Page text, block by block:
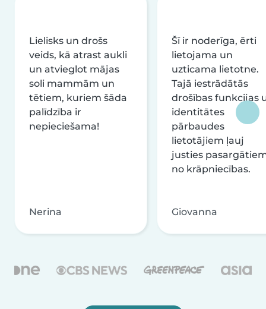
Lielisks un drošs
veids, kā atrast aukli
un atvieglot mājas
soli mammām un
tētiem, kuriem šāda
palīdzība ir
nepieciešama!
Nerina
Šī ir noderīga, ērti
lietojama un
uzticama lietotne.
Tajā iestrādātās
drošības funkcijas
identitātes
pārbaudes
lietotājiem ļauj
justies
no krāpniecības.
Giovanna